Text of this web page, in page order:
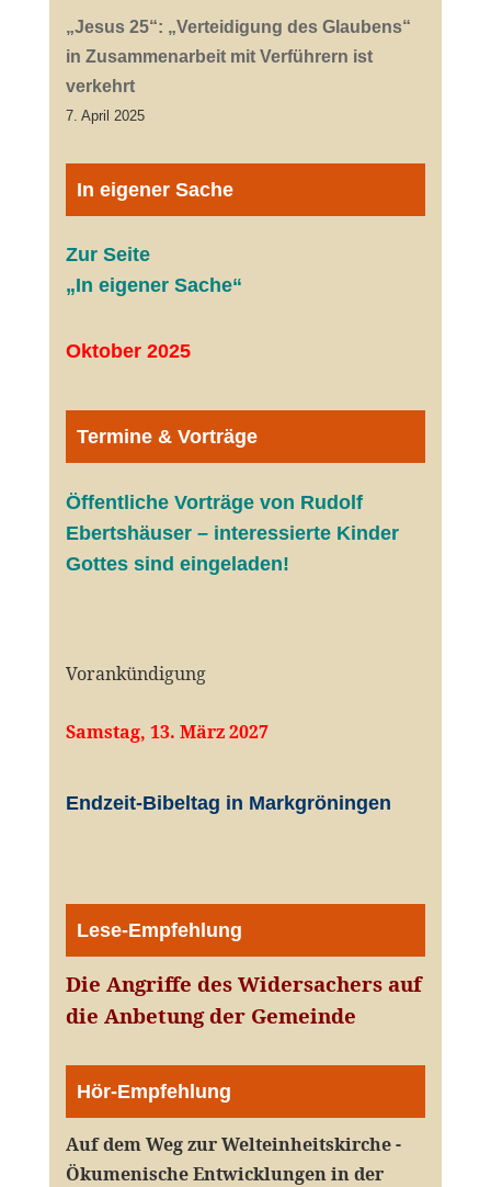
„Jesus 25“: „Verteidigung des Glaubens“
in Zusammenarbeit mit Verführern ist
verkehrt
7. April 2025
In eigener Sache
Zur Seite
„In eigener Sache“
Oktober 2025
Termine & Vorträge
Öffentliche Vorträge von Rudolf
Ebertshäuser – interessierte Kinder
Gottes sind eingeladen!
Vorankündigung
Samstag, 13. März 2027
Endzeit-Bibeltag in Markgröningen
Lese-Empfehlung
Die Angriffe des Widersachers auf
die Anbetung der Gemeinde
Hör-Empfehlung
Auf dem Weg zur Welteinheitskirche -
Ökumenische Entwicklungen in der